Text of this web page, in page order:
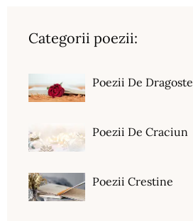
Categorii poezii:
Poezii De Dragoste
Poezii De Craciun
Poezii Crestine